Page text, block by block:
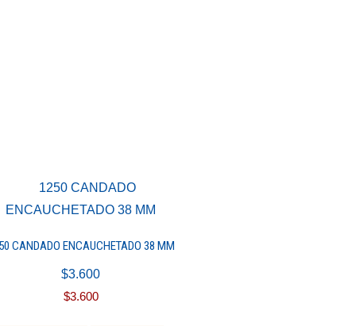
CANDADO ENCAUCHETADO 38 MM
$3.600
$3.600